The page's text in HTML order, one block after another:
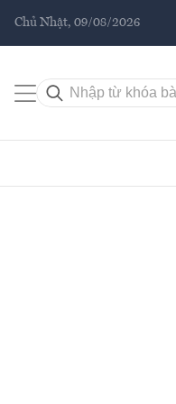
Chủ Nhật, 09/08/2026